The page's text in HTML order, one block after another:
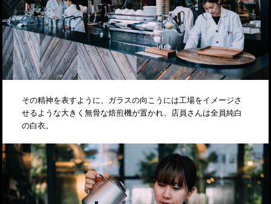
その精神を表すように、ガラスの向こうには工場をイメージさ
せるような大きく無骨な焙煎機が置かれ、店員さんは全員純白
の白衣。